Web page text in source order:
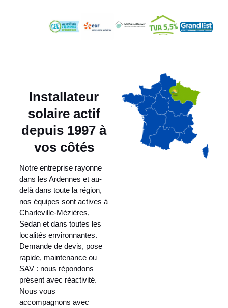
Installateur
solaire actif
depuis 1997 à
vos côtés
Notre entreprise rayonne
dans les Ardennes et au-
delà dans toute la région,
nos équipes sont actives à
Charleville-Mézières,
Sedan et dans toutes les
localités environnantes.
Demande de devis, pose
rapide, maintenance ou
SAV : nous répondons
présent avec réactivité.
Nous vous
accompagnons avec